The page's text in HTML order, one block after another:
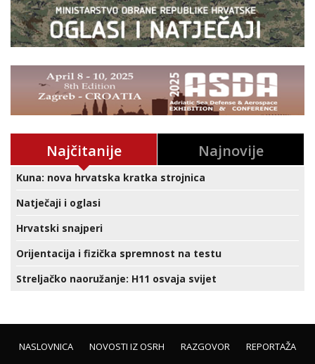
Najčitanije Najnovije
Kuna: nova hrvatska kratka strojnica
Natječaji i oglasi
Hrvatski snajperi
Orijentacija i fizička spremnost na testu
Streljačko naoružanje: H11 osvaja svijet
NASLOVNICA NOVOSTI IZ OSRH RAZGOVOR
REPORTAŽA